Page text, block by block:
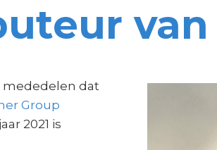
van
mededelen dat
Group
2021 is